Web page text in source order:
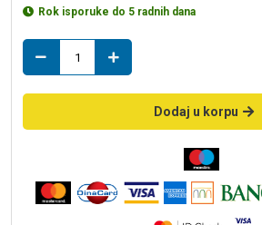
Rok isporuke do 5 radnih dana
za
ugradni
DELTA30
115.137.46.1
Dodaj u korpu